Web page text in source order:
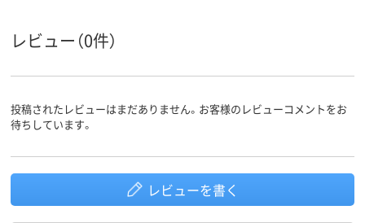
レビュー（0件）
投稿されたレビューはまだありません。お客様のレビューコメントをお
待ちしています。
レビューを書く